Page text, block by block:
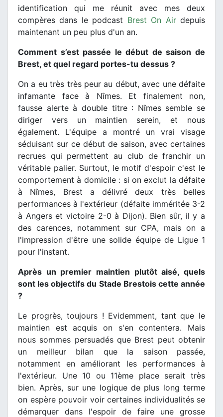
identification qui me réunit avec mes deux
compères dans le podcast Brest On Airdepuis
maintenant un peu plus d'un an.
Comment s’est passée le début de saison de
Brest, et quel regard portes-tu dessus ?
On a eu très très peur au début, avec une défaite
infamante face à Nîmes. Et finalement non,
fausse alerte à double titre : Nîmes semble se
diriger vers un maintien serein, et nous
également. L'équipe a montré un vrai visage
séduisant sur ce début de saison, avec certaines
recrues qui permettent au club de franchir un
véritable palier. Surtout, le motif d'espoir c'est le
comportement à domicile : si on exclut la défaite
à Nîmes, Brest a délivré deux très belles
performances à l'extérieur (défaite imméritée 3-2
à Angers et victoire 2-0 à Dijon). Bien sûr, il y a
des carences, notamment sur CPA, mais on a
l'impression d'être une solide équipe de Ligue 1
pour l'instant.
Après un premier maintien plutôt aisé, quels
sont les objectifs du Stade Brestois cette année
?
Le progrès, toujours ! Evidemment, tant que le
maintien est acquis on s'en contentera. Mais
nous sommes persuadés que Brest peut obtenir
un meilleur bilan que la saison passée,
notamment en améliorant les performances à
l'extérieur. Une 10 ou 11ème place serait très
bien. Après, sur une logique de plus long terme
on espère pouvoir voir certaines individualités se
démarquer dans l'espoir de faire une grosse